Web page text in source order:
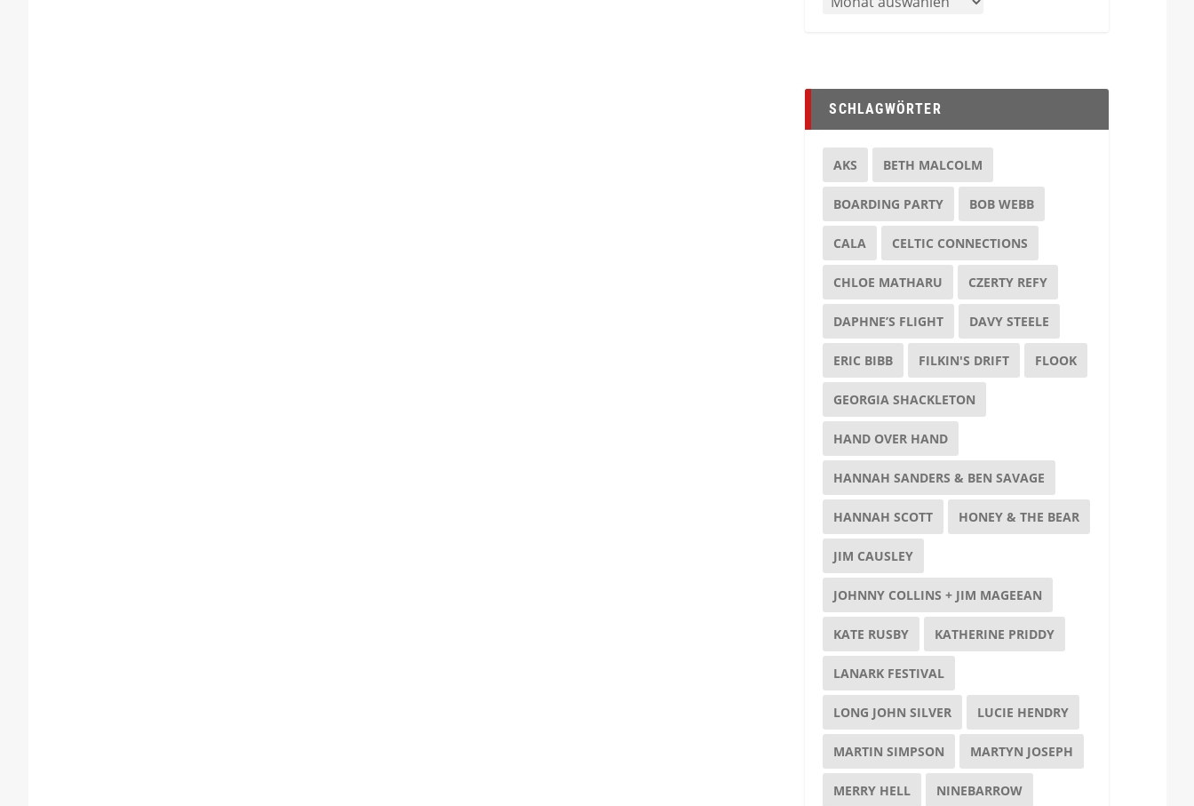
SCHLAGWÖRTER
AKS BETH MALCOLM
BOARDING PARTY BOB WEBB
CALA CELTIC CONNECTIONS
CHLOE MATHARU CZERTY REFY
DAPHNE’S FLIGHT DAVY STEELE
ERIC BIBB FILKIN'S DRIFT FLOOK
GEORGIA SHACKLETON
HAND OVER HAND
HANNAH SANDERS & BEN SAVAGE
HANNAH SCOTT HONEY & THE BEAR
JIM CAUSLEY
JOHNNY COLLINS + JIM MAGEEAN
KATE RUSBY KATHERINE PRIDDY
LANARK FESTIVAL
LONG JOHN SILVER LUCIE HENDRY
MARTIN SIMPSON MARTYN JOSEPH
MERRY HELL NINEBARROW